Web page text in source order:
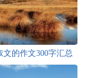
文的作文300字汇总
八篇